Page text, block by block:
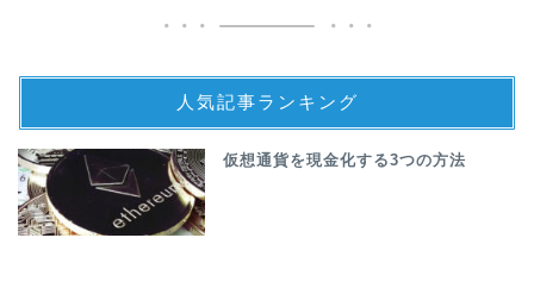
人気記事ランキング
仮想通貨を現金化する3つの方法